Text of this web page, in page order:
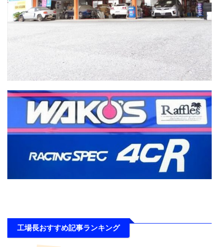
工場長おすすめ記事ランキング